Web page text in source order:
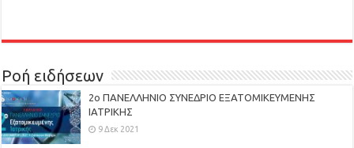
Ροή ειδήσεων
2ο ΠΑΝΕΛΛΗΝΙΟ ΣΥΝΕΔΡΙΟ ΕΞΑΤΟΜΙΚΕΥΜΕΝΗΣ
ΙΑΤΡΙΚΗΣ
9 Δεκ 2021